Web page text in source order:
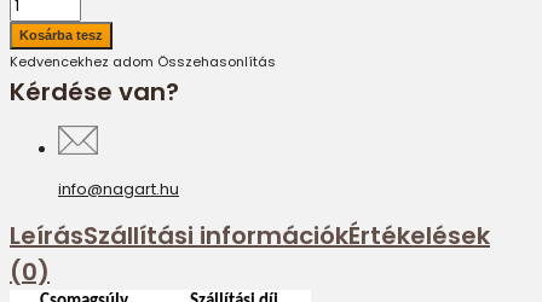
Kedvencekhez adom Összehasonlítás
Kérdése van?
info@nagart.hu
LeírásSzállítási információkÉrtékelések
(0)